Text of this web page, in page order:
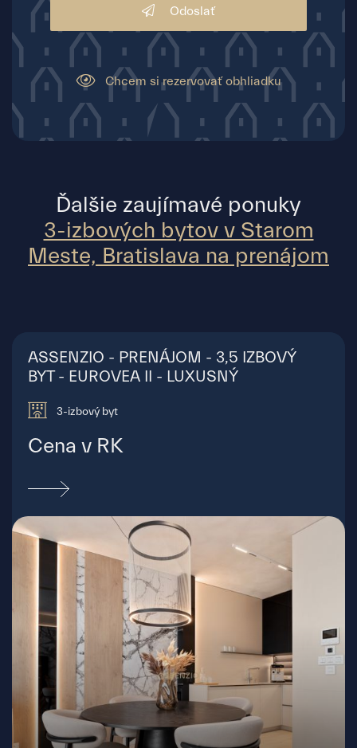
Odoslať
Chcem si rezervovať obhliadku
Ďalšie zaujímavé ponuky
3-izbových bytov v Starom
Meste, Bratislava na prenájom
ASSENZIO - PRENÁJOM - 3,5 IZBOVÝ
BYT - EUROVEA II - LUXUSNÝ
3-izbový byt
Cena v RK